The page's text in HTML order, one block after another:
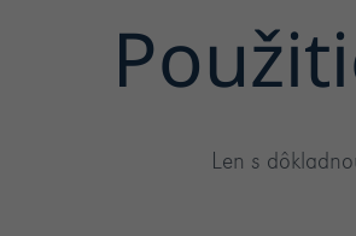
Len s